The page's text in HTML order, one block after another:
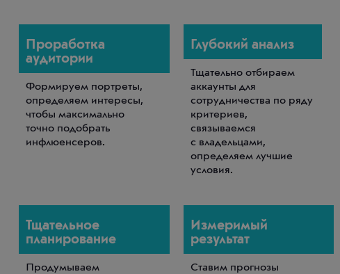
Проработка
аудитории
Формируем портреты,
определяем интересы,
чтобы максимально
точно подобрать
инфлюенсеров.
Глубокий анализ
Тщательно отбираем
аккаунты для
сотрудничества по ряду
критериев,
связываемся
с владельцами,
определяем лучшие
условия.
Тщательное
планирование
Продумываем
Измеримый
результат
Ставим прогнозы